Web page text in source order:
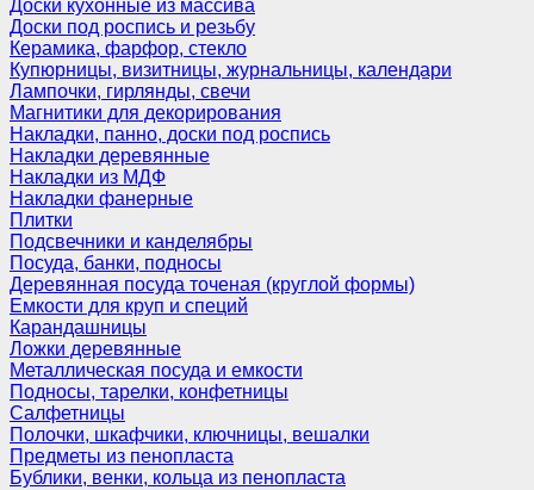
Доски кухонные из массива
Доски под роспись и резьбу
Керамика, фарфор, стекло
Купюрницы, визитницы, журнальницы, календари
Лампочки, гирлянды, свечи
Магнитики для декорирования
Накладки, панно, доски под роспись
Накладки деревянные
Накладки из МДФ
Накладки фанерные
Плитки
Подсвечники и канделябры
Посуда, банки, подносы
Деревянная посуда точеная (круглой формы)
Емкости для круп и специй
Карандашницы
Ложки деревянные
Металлическая посуда и емкости
Подносы, тарелки, конфетницы
Салфетницы
Полочки, шкафчики, ключницы, вешалки
Предметы из пенопласта
Бублики, венки, кольца из пенопласта